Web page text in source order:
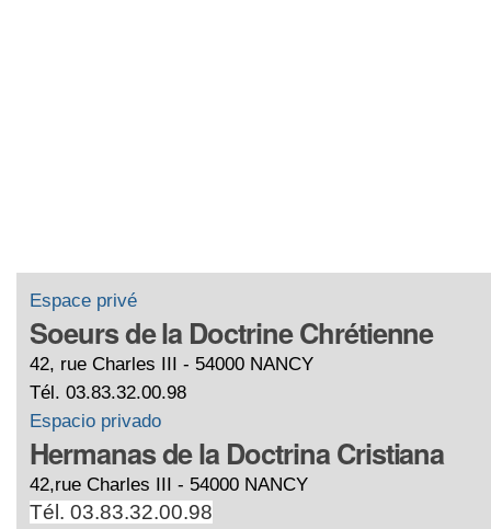
Espace privé
Soeurs de la Doctrine Chrétienne
42, rue Charles III - 54000 NANCY
Tél. 03.83.32.00.98
Espacio privado
Hermanas de la Doctrina Cristiana
42,rue Charles III - 54000 NANCY
Tél. 03.83.32.00.98